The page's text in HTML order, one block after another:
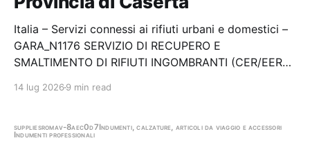
Italia – Servizi connessi ai rifiuti urbani e domestici –
GARA_N1176 SERVIZIO DI RECUPERO E
SMALTIMENTO DI RIFIUTI INGOMBRANTI (CER/EER
NEL TERRITORIO COMUNALE DI CAIVANO NEL
(VENTIQUATTRO) Stazione…
14 lug 2026 9 min read
suppliesromav-8aec0d7Indumenti, calzature, articoli da viaggio e accessori
Indumenti professionali